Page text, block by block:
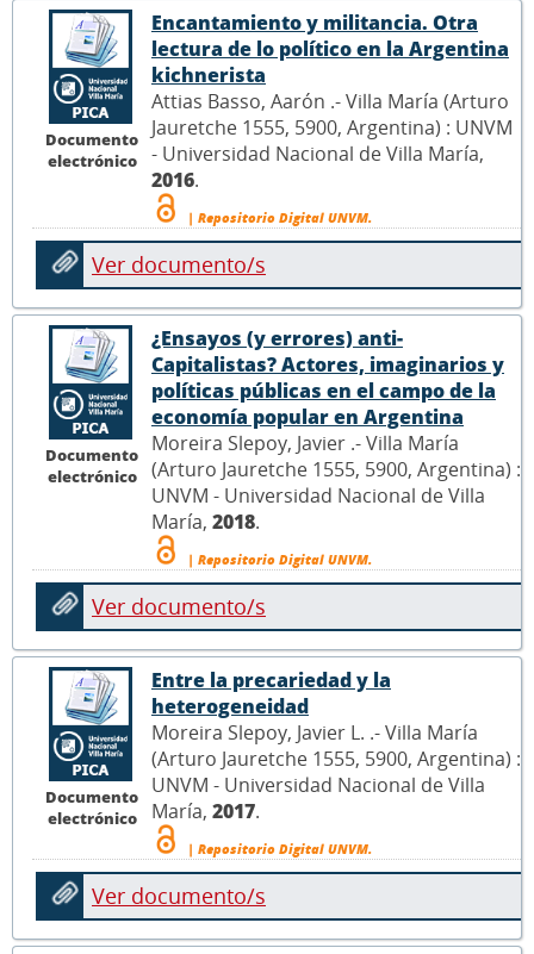
Documento
electrónico
Encantamiento y militancia. Otra
lectura de lo político en la Argentina
kichnerista
Attias Basso, Aarón .- Villa María (Arturo
Jauretche 1555, 5900, Argentina) : UNVM
- Universidad Nacional de Villa María,
2016.
| Repositorio Digital UNVM.
Ver documento/s
Documento
electrónico
¿Ensayos (y errores) anti-
Capitalistas? Actores, imaginarios y
políticas públicas en el campo de la
economía popular en Argentina
Moreira Slepoy, Javier .- Villa María
(Arturo Jauretche 1555, 5900, Argentina) :
UNVM - Universidad Nacional de Villa
María, 2018.
| Repositorio Digital UNVM.
Ver documento/s
Documento
electrónico
Entre la precariedad y la
heterogeneidad
Moreira Slepoy, Javier L. .- Villa María
(Arturo Jauretche 1555, 5900, Argentina) :
UNVM - Universidad Nacional de Villa
María, 2017.
| Repositorio Digital UNVM.
Ver documento/s